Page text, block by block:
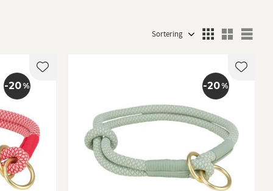
20 %
Lägg till i favoriter
20 %
Lägg